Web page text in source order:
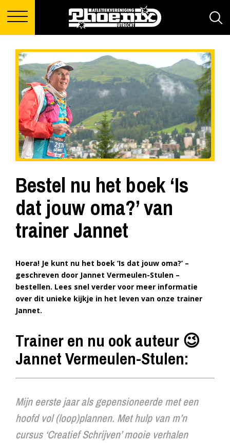
Bestel nu het boek ‘Is
dat jouw oma?’ van
trainer Jannet
Hoera! Je kunt nu het boek ‘Is dat jouw oma?’ –
geschreven door Jannet Vermeulen-Stulen –
bestellen. Lees snel verder voor meer informatie
over dit unieke kijkje in het leven van onze trainer
Jannet.
Trainer en nu ook auteur 😉
Jannet Vermeulen-Stulen:
Mijn eerste jaar als gepensioneerde met een
hoofd vol (loop)plannen. Met hulp van m’n
cursus ‘Creatief Schrijven’mooie verhalen